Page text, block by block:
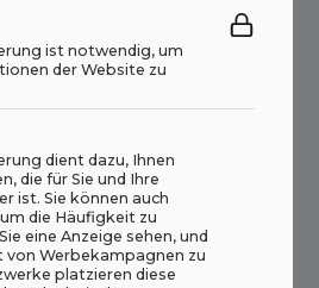
ist notwendig, um
der Website zu
dient dazu, Ihnen
die für Sie und Ihre
ist. Sie können auch
die Häufigkeit zu
eine Anzeige sehen, und
von Werbekampagnen zu
platzieren diese